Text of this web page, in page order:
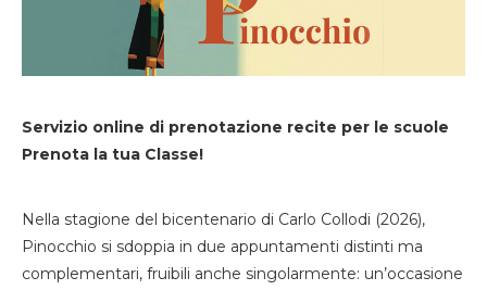
Servizio online di prenotazione recite per le scuole
Prenota la tua Classe!
Nella stagione del bicentenario di Carlo Collodi (2026),
Pinocchio si sdoppia in due appuntamenti distinti ma
complementari, fruibili anche singolarmente: un’occasione